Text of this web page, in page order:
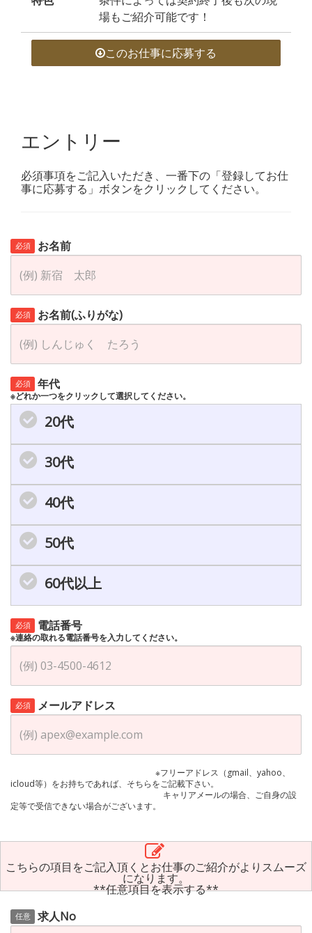
場もご紹介可能です！
このお仕事に応募する
エントリー
必須事項をご記入いただき、一番下の「登録してお仕
事に応募する」ボタンをクリックしてください。
必須 お名前
必須 お名前(ふりがな)
必須 年代
※どれか一つをクリックして選択してください。
20代
30代
40代
50代
60代以上
必須 電話番号
※連絡の取れる電話番号を入力してください。
必須 メールアドレス
※フリーアドレス（gmail、yahoo、
icloud等）をお持ちであれば、そちらをご記載下さい。
キャリアメールの場合、ご自身の設
定等で受信できない場合がございます。
こちらの項目をご記入頂くとお仕事のご紹介がよりスムーズ
になります。
**任意項目を表示する**
任意 求人No